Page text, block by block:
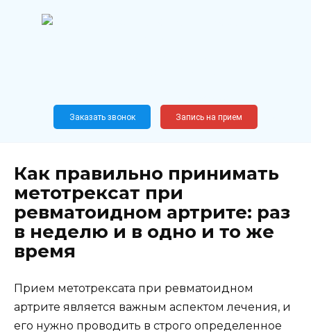
Новослободская, 62, к12
Заказать звонок Запись на прием
Как правильно принимать
метотрексат при
ревматоидном артрите: раз
в неделю и в одно и то же
время
Прием метотрексата при ревматоидном
артрите является важным аспектом лечения, и
его нужно проводить в строго определенное